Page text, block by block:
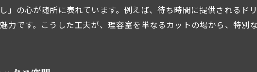
」の心が随所に表れています。例えば、待ち時間に提供されるド
力です。こうした工夫が、理容室を単なるカットの場から、特別